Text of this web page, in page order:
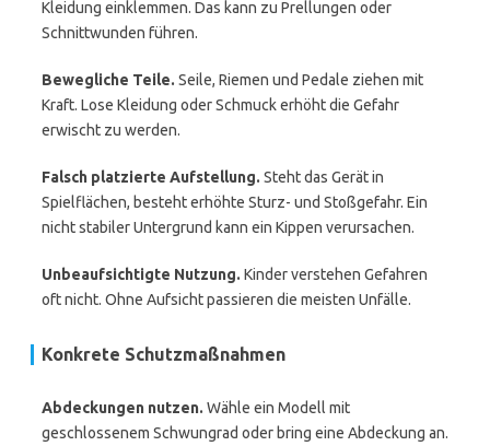
Kleidung einklemmen. Das kann zu Prellungen oder
Schnittwunden führen.
Bewegliche Teile. Seile, Riemen und Pedale ziehen mit
Kraft. Lose Kleidung oder Schmuck erhöht die Gefahr
erwischt zu werden.
Falsch platzierte Aufstellung. Steht das Gerät in
Spielflächen, besteht erhöhte Sturz- und Stoßgefahr. Ein
nicht stabiler Untergrund kann ein Kippen verursachen.
Unbeaufsichtigte Nutzung. Kinder verstehen Gefahren
oft nicht. Ohne Aufsicht passieren die meisten Unfälle.
Konkrete Schutzmaßnahmen
Abdeckungen nutzen. Wähle ein Modell mit
geschlossenem Schwungrad oder bring eine Abdeckung an.